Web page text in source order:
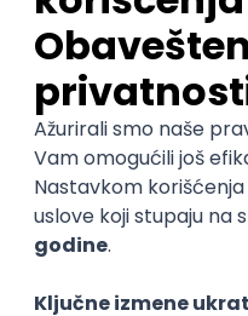
Pomozi nam
(